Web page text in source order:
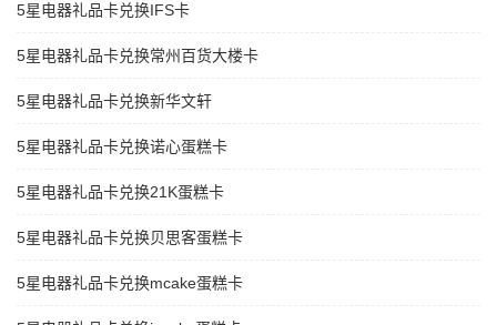
5星电器礼品卡兑换IFS卡
5星电器礼品卡兑换常州百货大楼卡
5星电器礼品卡兑换新华文轩
5星电器礼品卡兑换诺心蛋糕卡
5星电器礼品卡兑换21K蛋糕卡
5星电器礼品卡兑换贝思客蛋糕卡
5星电器礼品卡兑换mcake蛋糕卡